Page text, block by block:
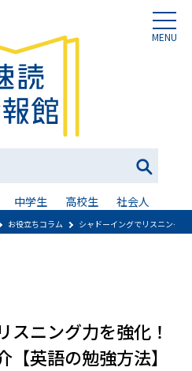
MENU
中学生 高校生 社会人
お役立ちコラム シャドーイングでリスニング
スニング力を強化！
英語の勉強方法】